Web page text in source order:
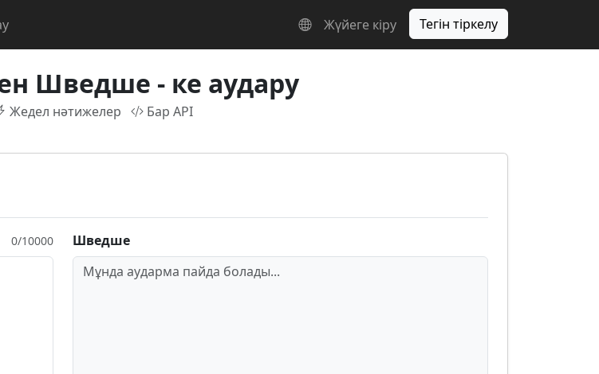
Жүйеге кіру Тегін тіркелу
Шведше - ке аудару
Жедел нәтижелер Бар API
0/10000
Шведше
Мұнда аударма пайда болады...